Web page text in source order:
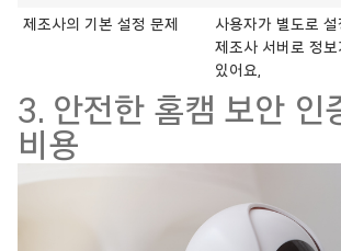
제조사의 기본 설정 문제
사용자가 별도로
제조사 서버로 정
있어요,
3. 안전한 홈캠 보안 인
비용